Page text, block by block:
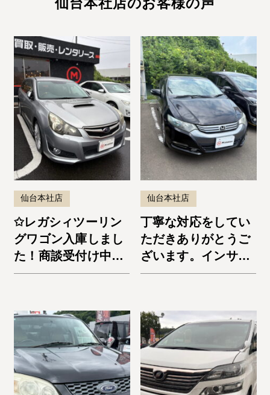
仙台本社店のお客様の声
仙台本社店
✩レガシィツーリン
グワゴン入庫しまし
た！商談受付け中で
す✩
仙台本社店
丁寧な対応をしてい
ただきありがとうご
ざいます。インサイ
ト